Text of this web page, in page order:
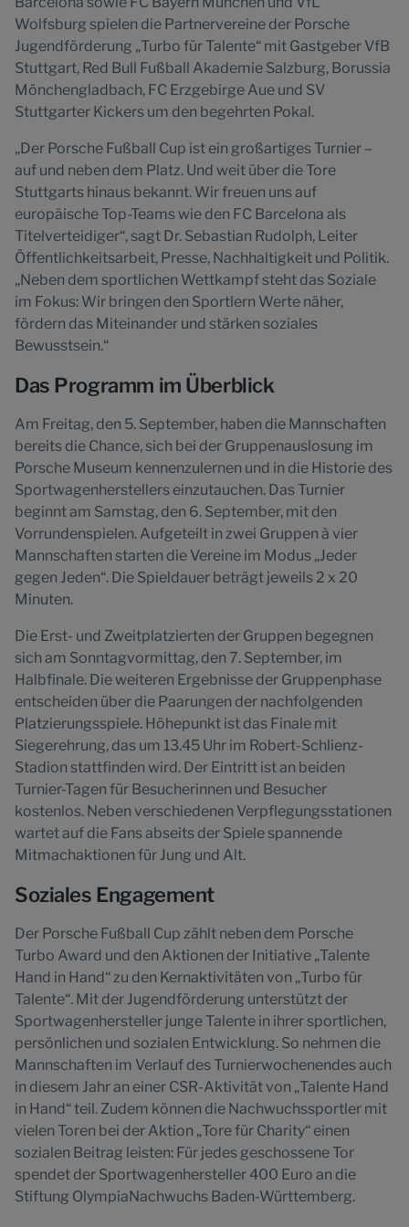
Wolfsburg spielen die Partnervereine der Porsche
Jugendförderung „Turbo für Talente“ mit Gastgeber VfB
Stuttgart, Red Bull Fußball Akademie Salzburg, Borussia
Mönchengladbach, FC Erzgebirge Aue und SV
Stuttgarter Kickers um den begehrten Pokal.
„Der Porsche Fußball Cup ist ein großartiges Turnier –
auf und neben dem Platz. Und weit über die Tore
Stuttgarts hinaus bekannt. Wir freuen uns auf
europäische Top-Teams wie den FC Barcelona als
Titelverteidiger“, sagt Dr. Sebastian Rudolph, Leiter
Öffentlichkeitsarbeit, Presse, Nachhaltigkeit und Politik.
„Neben dem sportlichen Wettkampf steht das Soziale
im Fokus: Wir bringen den Sportlern Werte näher,
fördern das Miteinander und stärken soziales
Bewusstsein.“
Das Programm im Überblick
Am Freitag, den 5. September, haben die Mannschaften
bereits die Chance, sich bei der Gruppenauslosung im
Porsche Museum kennenzulernen und in die Historie des
Sportwagenherstellers einzutauchen. Das Turnier
beginnt am Samstag, den 6. September, mit den
Vorrundenspielen. Aufgeteilt in zwei Gruppen à vier
Mannschaften starten die Vereine im Modus „Jeder
gegen Jeden“. Die Spieldauer beträgt jeweils 2 x 20
Minuten.
Die Erst- und Zweitplatzierten der Gruppen begegnen
sich am Sonntagvormittag, den 7. September, im
Halbfinale. Die weiteren Ergebnisse der Gruppenphase
entscheiden über die Paarungen der nachfolgenden
Platzierungsspiele. Höhepunkt ist das Finale mit
Siegerehrung, das um 13.45 Uhr im Robert-Schlienz-
Stadion stattfinden wird. Der Eintritt ist an beiden
Turnier-Tagen für Besucherinnen und Besucher
kostenlos. Neben verschiedenen Verpflegungsstationen
wartet auf die Fans abseits der Spiele spannende
Mitmachaktionen für Jung und Alt.
Soziales Engagement
Der Porsche Fußball Cup zählt neben dem Porsche
Turbo Award und den Aktionen der Initiative „Talente
Hand in Hand“ zu den Kernaktivitäten von „Turbo für
Talente“. Mit der Jugendförderung unterstützt der
Sportwagenhersteller junge Talente in ihrer sportlichen,
persönlichen und sozialen Entwicklung. So nehmen die
Mannschaften im Verlauf des Turnierwochenendes auch
in diesem Jahr an einer CSR-Aktivität von „Talente Hand
in Hand“ teil. Zudem können die Nachwuchssportler mit
vielen Toren bei der Aktion „Tore für Charity“ einen
sozialen Beitrag leisten: Für jedes geschossene Tor
spendet der Sportwagenhersteller 400 Euro an die
Stiftung OlympiaNachwuchs Baden-Württemberg.